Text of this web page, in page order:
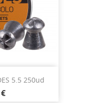
5.5 250ud